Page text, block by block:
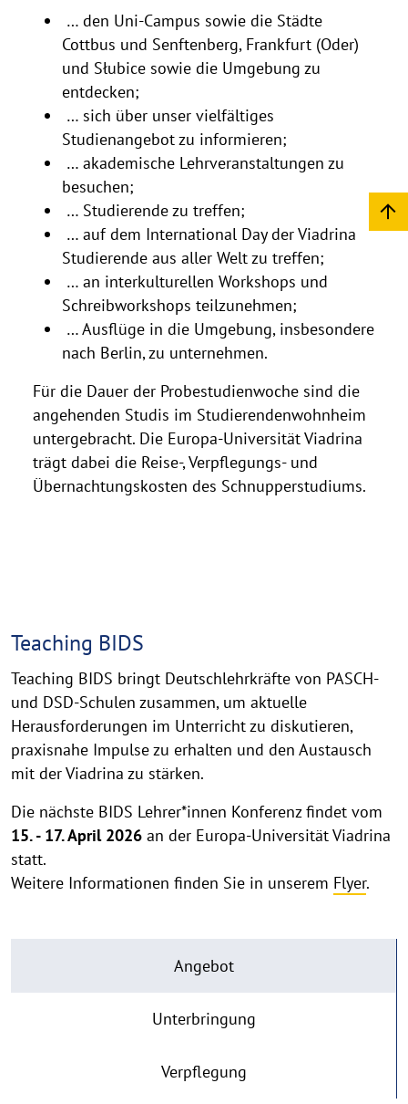
… den Uni-Campus sowie die Städte
Cottbus und Senftenberg, Frankfurt (Oder)
und Słubice sowie die Umgebung zu
entdecken;
… sich über unser vielfältiges
Studienangebot zu informieren;
… akademische Lehrveranstaltungen zu
besuchen;
… Studierende zu treffen;
… auf dem International Day der Viadrina
Studierende aus aller Welt zu treffen;
… an interkulturellen Workshops und
Schreibworkshops teilzunehmen;
… Ausflüge in die Umgebung, insbesondere
nach Berlin, zu unternehmen.
Für die Dauer der Probestudienwoche sind die
angehenden Studis im Studierendenwohnheim
untergebracht. Die Europa-Universität Viadrina
trägt dabei die Reise-, Verpflegungs- und
Übernachtungskosten des Schnupperstudiums.
Teaching
BIDS
Teaching BIDS
Teaching BIDS bringt Deutschlehrkräfte von PASCH-
und DSD-Schulen zusammen, um aktuelle
Herausforderungen im Unterricht zu diskutieren,
praxisnahe Impulse zu erhalten und den Austausch
mit der Viadrina zu stärken.
Die nächste BIDS Lehrer*innen Konferenz findet vom
15. - 17. April 2026 an der Europa-Universität Viadrina
statt.
Weitere Informationen finden Sie in unserem Flyer.
Angebot
Unterbringung
Verpflegung